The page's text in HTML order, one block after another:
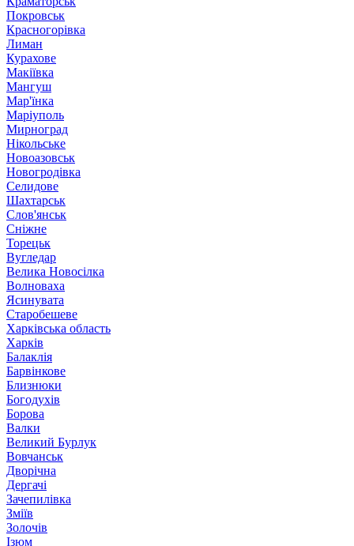
Покровськ
Красногорівка
Лиман
Курахове
Макіївка
Мангуш
Мар'їнка
Маріуполь
Мирноград
Нікольське
Новоазовськ
Новогродівка
Селидове
Шахтарськ
Слов'янськ
Сніжне
Торецьк
Вугледар
Велика Новосілка
Волноваха
Ясинувата
Старобешеве
Харківська область
Харків
Балаклія
Барвінкове
Близнюки
Богодухів
Борова
Валки
Великий Бурлук
Вовчанськ
Дворічна
Дергачі
Зачепилівка
Зміїв
Золочів
Ізюм